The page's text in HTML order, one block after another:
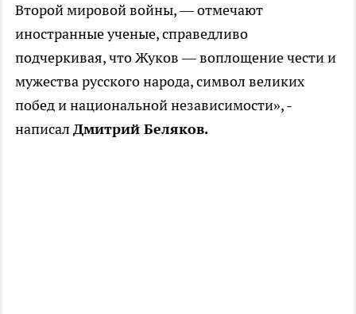
Второй мировой войны, — отмечают
иностранные ученые, справедливо
подчеркивая, что Жуков — воплощение чести и
мужества русского народа, символ великих
побед и национальной независимости», -
написал Дмитрий Беляков.